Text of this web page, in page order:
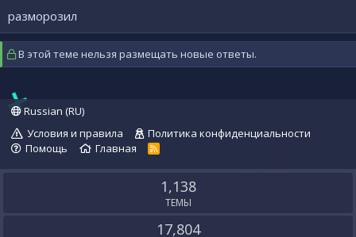
разморозил
В этой теме нельзя размещать новые ответы.
Russian (RU)
Условия и правила
Политика конфиденциальности
Помощь
Главная
R
S
1,138
ТЕМЫ
17,804